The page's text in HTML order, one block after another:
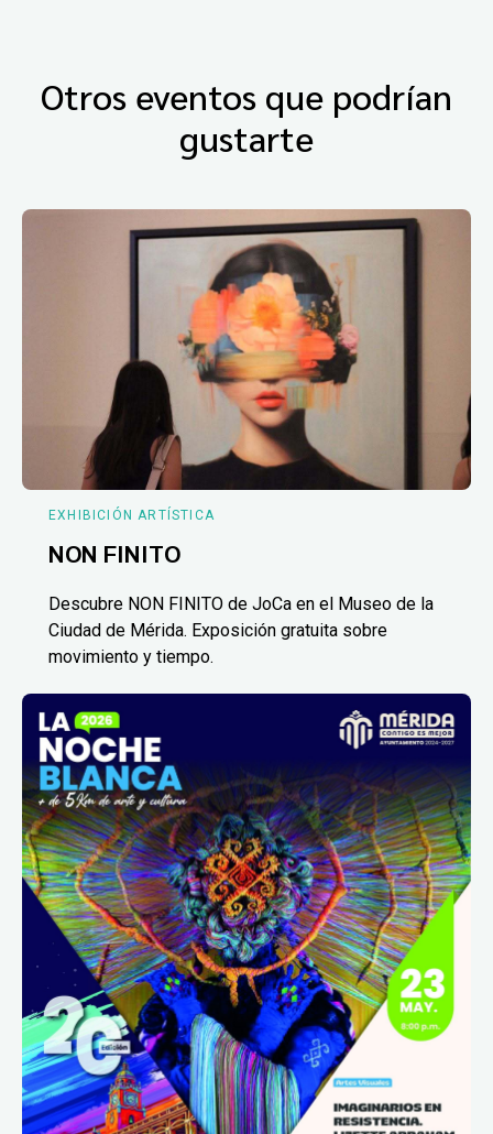
Otros eventos que podrían
gustarte
EXHIBICIÓN ARTÍSTICA
NON FINITO
Descubre NON FINITO de JoCa en el Museo de la
Ciudad de Mérida. Exposición gratuita sobre
movimiento y tiempo.